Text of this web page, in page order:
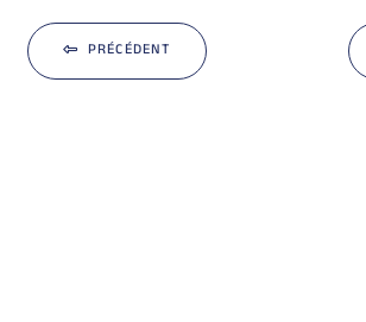
PRÉCÉDENT